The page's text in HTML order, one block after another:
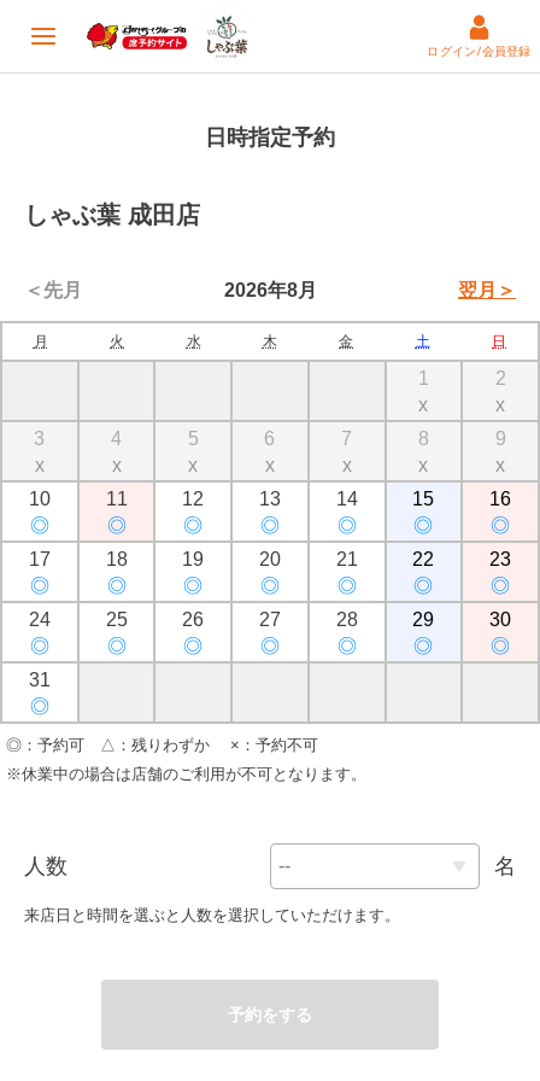
ログイン/会員登録
日時指定予約
しゃぶ葉 成田店
＜先月 2026年8月 翌月＞
月 火 水 木 金 土 日
1
x
2
x
3
x
4
x
5
x
6
x
7
x
8
x
9
x
10
◎
11
◎
12
◎
13
◎
14
◎
15
◎
16
◎
17
◎
18
◎
19
◎
20
◎
21
◎
22
◎
23
◎
24
◎
25
◎
26
◎
27
◎
28
◎
29
◎
30
◎
31
◎
◎：予約可 △：残りわずか ×：予約不可
※休業中の場合は店舗のご利用が不可となります。
人数 名
来店日と時間を選ぶと人数を選択していただけます。
予約をする